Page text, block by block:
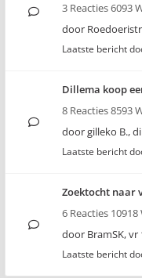
3 Reacties 6093
door
Laatste bericht
Dillema koop
8 Reacties 8593
doorgilleko B.,
Laatste bericht
Zoektocht naar
6 Reacties
door BramSK,vr
Laatste bericht